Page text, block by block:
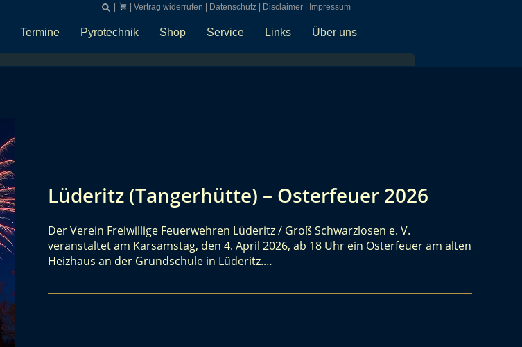
Vertrag widerrufen Datenschutz| Disclaimer| Impressum
Termine Pyrotechnik Shop Service Links Über uns
Lüderitz (Tangerhütte) – Osterfeuer 2026
Der Verein Freiwillige Feuerwehren Lüderitz / Groß Schwarzlosen e. V.
veranstaltet am Karsamstag, den 4. April 2026, ab 18 Uhr ein Osterfeuer am alten
Heizhaus an der Grundschule in Lüderitz.…